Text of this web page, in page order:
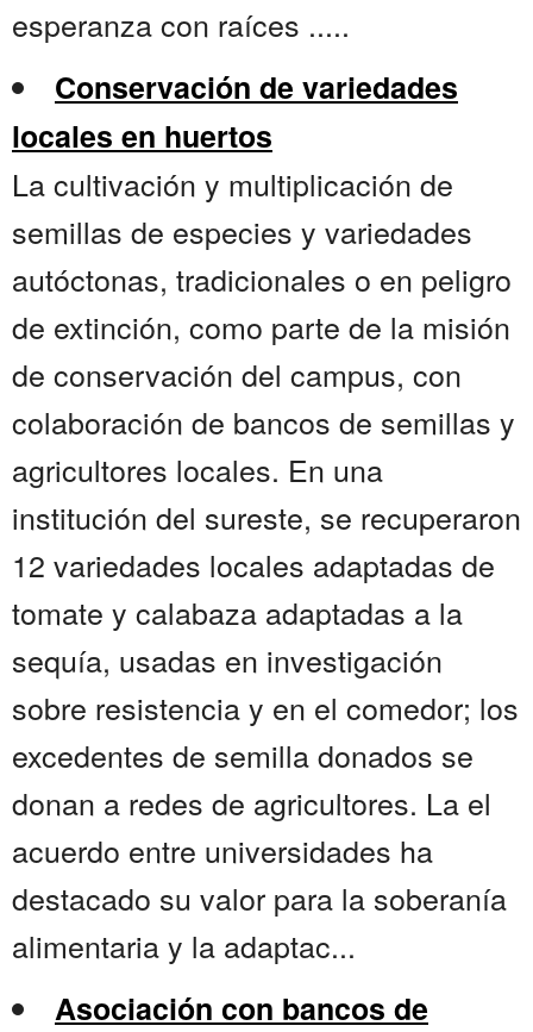
esperanza con raíces .....
Conservación de variedades
locales en huertos
La cultivación y multiplicación de
semillas de especies y variedades
autóctonas, tradicionales o en peligro
de extinción, como parte de la misión
de conservación del campus, con
colaboración de bancos de semillas y
agricultores locales. En una
institución del sureste, se recuperaron
12 variedades locales adaptadas de
tomate y calabaza adaptadas a la
sequía, usadas en investigación
sobre resistencia y en el comedor; los
excedentes de semilla donados se
donan a redes de agricultores. La el
acuerdo entre universidades ha
destacado su valor para la soberanía
alimentaria y la adaptac...
Asociación con bancos de